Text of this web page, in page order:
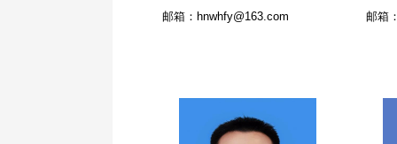
邮箱：hnwhfy@163.com 邮箱